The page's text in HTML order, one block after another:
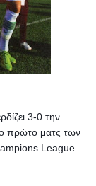
3-0 την
πρώτο ματς των
League.